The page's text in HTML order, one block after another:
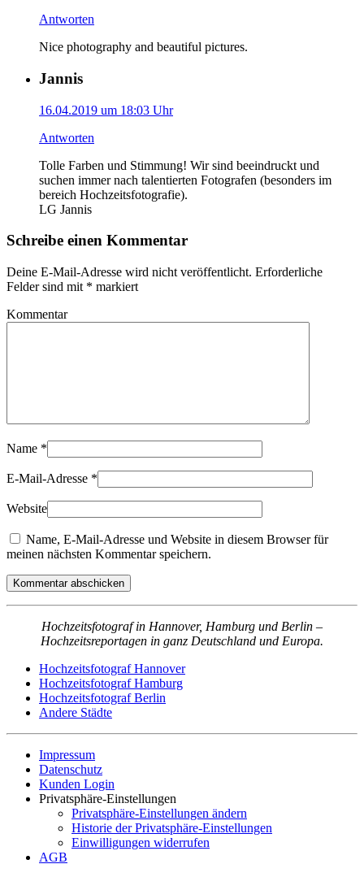
Antworten
Nice photography and beautiful pictures.
Jannis
16.04.2019 um 18:03 Uhr
Antworten
Tolle Farben und Stimmung! Wir sind beeindruckt und
suchen immer nach talentierten Fotografen (besonders im
bereich Hochzeitsfotografie).
LG Jannis
Schreibe einen Kommentar
Deine E-Mail-Adresse wird nicht veröffentlicht. Erforderliche
Felder sind mit * markiert
Kommentar
Name *
E-Mail-Adresse *
Website
Name, E-Mail-Adresse und Website in diesem Browser für
meinen nächsten Kommentar speichern.
Kommentar abschicken
Hochzeitsfotograf in Hannover, Hamburg und Berlin –
Hochzeitsreportagen in ganz Deutschland und Europa.
Hochzeitsfotograf Hannover
Hochzeitsfotograf Hamburg
Hochzeitsfotograf Berlin
Andere Städte
Impressum
Datenschutz
Kunden Login
Privatsphäre-Einstellungen
Privatsphäre-Einstellungen ändern
Historie der Privatsphäre-Einstellungen
Einwilligungen widerrufen
AGB